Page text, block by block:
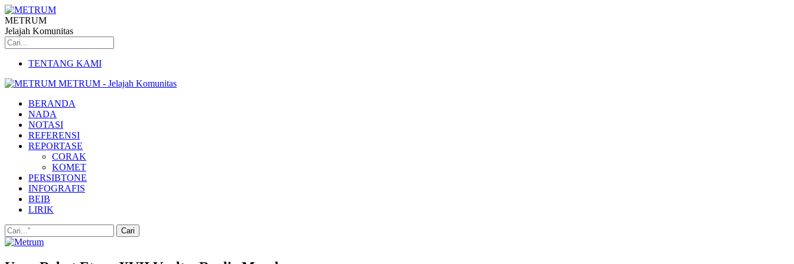
METRUM
Jelajah Komunitas
TENTANG KAMI
METRUM - Jelajah Komunitas
BERANDA
NADA
NOTASI
REFERENSI
REPORTASE
CORAK
KOMET
PERSIBTONE
INFOGRAFIS
BEIB
LIRIK